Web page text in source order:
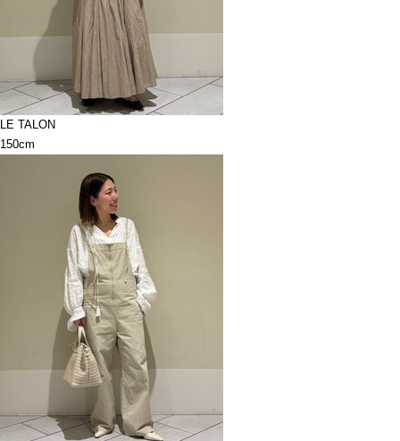
LE TALON
150cm